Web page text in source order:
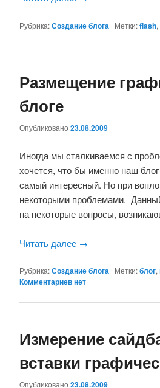
Рубрика:Создание блога | Метки:flash,
Размещение
блоге
Опубликовано 23.08.2009
Иногда мы сталкиваемся с
хочется, что бы именно наш
самый интересный. Но при
некоторыми проблемами.
на некоторые вопросы,
Читать далее →
Рубрика:Создание блога | Метки:блог,
Комментариев нет
Измерение
вставки
Опубликовано 23.08.2009